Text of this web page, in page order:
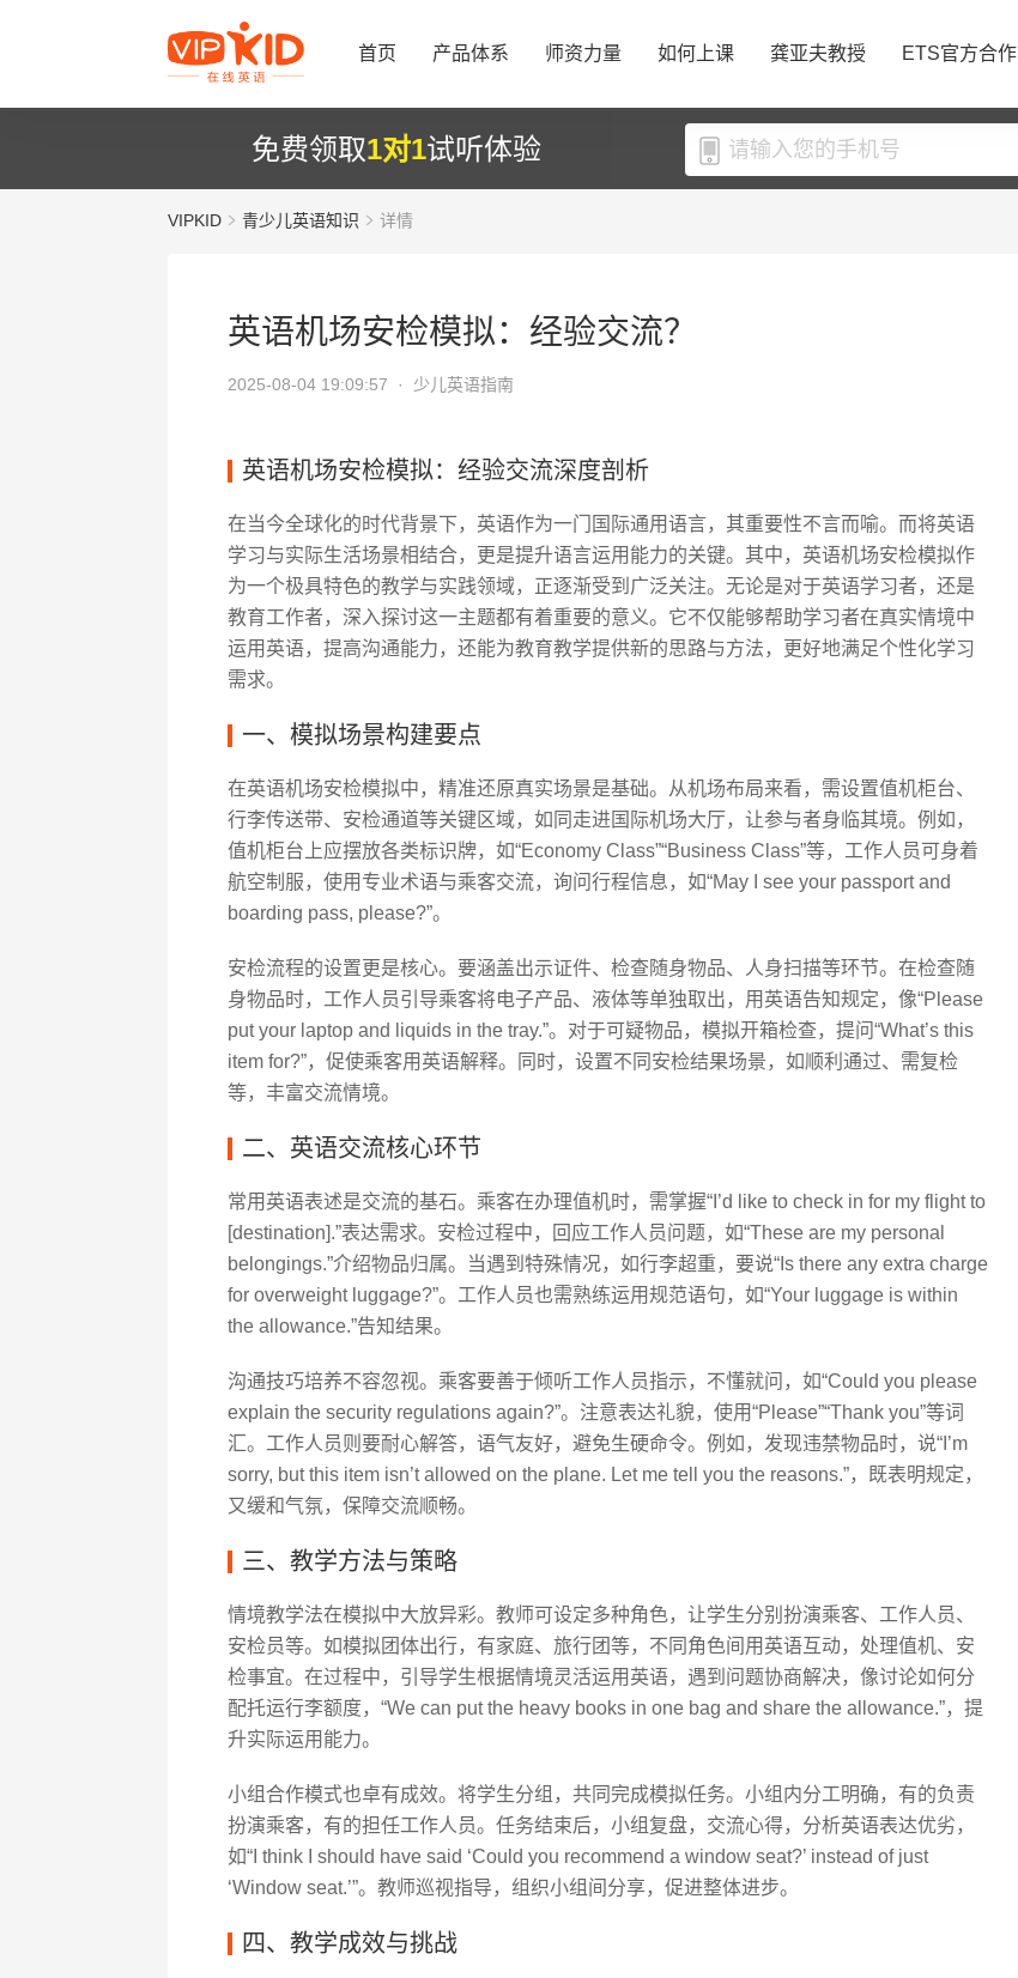
首页 产品体系 师资力量 如何上课 龚亚夫教授 ETS官方合作
免费领取1对1试听体验
VIPKID 青少儿英语知识 详情
英语机场安检模拟：经验交流？
2025-08-04 19:09:57 · 少儿英语指南
英语机场安检模拟：经验交流深度剖析
在当今全球化的时代背景下，英语作为一门国际通用语言，其重要性不言而喻。而将英语
学习与实际生活场景相结合，更是提升语言运用能力的关键。其中，英语机场安检模拟作
为一个极具特色的教学与实践领域，正逐渐受到广泛关注。无论是对于英语学习者，还是
教育工作者，深入探讨这一主题都有着重要的意义。它不仅能够帮助学习者在真实情境中
运用英语，提高沟通能力，还能为教育教学提供新的思路与方法，更好地满足个性化学习
需求。
一、模拟场景构建要点
在英语机场安检模拟中，精准还原真实场景是基础。从机场布局来看，需设置值机柜台、
行李传送带、安检通道等关键区域，如同走进国际机场大厅，让参与者身临其境。例如，
值机柜台上应摆放各类标识牌，如“Economy Class”“Business Class”等，工作人员可身着
航空制服，使用专业术语与乘客交流，询问行程信息，如“May I see your passport and
boarding pass, please?”。
安检流程的设置更是核心。要涵盖出示证件、检查随身物品、人身扫描等环节。在检查随
身物品时，工作人员引导乘客将电子产品、液体等单独取出，用英语告知规定，像“Please
put your laptop and liquids in the tray.”。对于可疑物品，模拟开箱检查，提问“What’s this
item for?”，促使乘客用英语解释。同时，设置不同安检结果场景，如顺利通过、需复检
等，丰富交流情境。
二、英语交流核心环节
常用英语表述是交流的基石。乘客在办理值机时，需掌握“I’d like to check in for my flight to
[destination].”表达需求。安检过程中，回应工作人员问题，如“These are my personal
belongings.”介绍物品归属。当遇到特殊情况，如行李超重，要说“Is there any extra charge
for overweight luggage?”。工作人员也需熟练运用规范语句，如“Your luggage is within
the allowance.”告知结果。
沟通技巧培养不容忽视。乘客要善于倾听工作人员指示，不懂就问，如“Could you please
explain the security regulations again?”。注意表达礼貌，使用“Please”“Thank you”等词
汇。工作人员则要耐心解答，语气友好，避免生硬命令。例如，发现违禁物品时，说“I’m
sorry, but this item isn’t allowed on the plane. Let me tell you the reasons.”，既表明规定，
又缓和气氛，保障交流顺畅。
三、教学方法与策略
情境教学法在模拟中大放异彩。教师可设定多种角色，让学生分别扮演乘客、工作人员、
安检员等。如模拟团体出行，有家庭、旅行团等，不同角色间用英语互动，处理值机、安
检事宜。在过程中，引导学生根据情境灵活运用英语，遇到问题协商解决，像讨论如何分
配托运行李额度，“We can put the heavy books in one bag and share the allowance.”，提
升实际运用能力。
小组合作模式也卓有成效。将学生分组，共同完成模拟任务。小组内分工明确，有的负责
扮演乘客，有的担任工作人员。任务结束后，小组复盘，交流心得，分析英语表达优劣，
如“I think I should have said ‘Could you recommend a window seat?’ instead of just
‘Window seat.’”。教师巡视指导，组织小组间分享，促进整体进步。
四、教学成效与挑战